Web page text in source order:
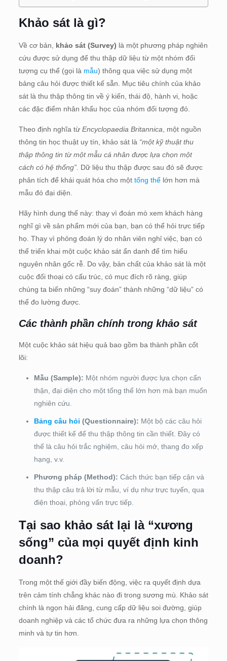
Khảo sát là gì?
Về cơ bản, khảo sát (Survey) là một phương pháp nghiên
cứu được sử dụng để thu thập dữ liệu từ một nhóm đối
tượng cụ thể (gọi là mẫu) thông qua việc sử dụng một
bảng câu hỏi được thiết kế sẵn. Mục tiêu chính của khảo
sát là thu thập thông tin về ý kiến, thái độ, hành vi, hoặc
các đặc điểm nhân khẩu học của nhóm đối tượng đó.
Theo định nghĩa từEncyclopaedia Britannica , một nguồn
thông tin học thuật uy tín, khảo sát là “một kỹ thuật thu
thập thông tin từ một mẫu cá nhân được lựa chọn một
cách có hệ thống”. Dữ liệu thu thập được sau đó sẽ được
phân tích để khái quát hóa cho một tổng thểlớn hơn mà
mẫu đó đại diện.
Hãy hình dung thế này: thay vì đoán mò xem khách hàng
nghĩ gì về sản phẩm mới của bạn, bạn có thể hỏi trực tiếp
họ. Thay vì phỏng đoán lý do nhân viên nghỉ việc, bạn có
thể triển khai một cuộc khảo sát ẩn danh để tìm hiểu
nguyên nhân gốc rễ. Do vậy, bản chất của khảo sát là một
cuộc đối thoại có cấu trúc, có mục đích rõ ràng, giúp
chúng ta biến những “suy đoán” thành những “dữ liệu” có
thể đo lường được.
Các thành phần chính trong khảo sát
Một cuộc khảo sát hiệu quả bao gồm ba thành phần cốt
lõi:
Mẫu (Sample): Một nhóm người được lựa chọn cẩn
thận, đại diện cho một tổng thể lớn hơn mà bạn muốn
nghiên cứu.
Bảng câu hỏi (Questionnaire): Một bộ các câu hỏi
được thiết kế để thu thập thông tin cần thiết. Đây có
thể là câu hỏi trắc nghiệm, câu hỏi mở, thang đo xếp
hạng, v.v.
Phương pháp (Method): Cách thức bạn tiếp cận và
thu thập câu trả lời từ mẫu, ví dụ như trực tuyến, qua
điện thoại, phỏng vấn trực tiếp.
Tại sao khảo sát lại là “xương
sống” của mọi quyết định kinh
doanh?
Trong một thế giới đầy biến động, việc ra quyết định dựa
trên cảm tính chẳng khác nào đi trong sương mù. Khảo sát
chính là ngọn hải đăng, cung cấp dữ liệu soi đường, giúp
doanh nghiệp và các tổ chức đưa ra những lựa chọn thông
minh và tự tin hơn.